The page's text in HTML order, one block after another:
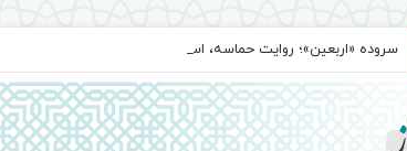
سروده‌ «اربعین»؛ روایت حماسه، استقامت و تمدن‌سازی امت اسلامی